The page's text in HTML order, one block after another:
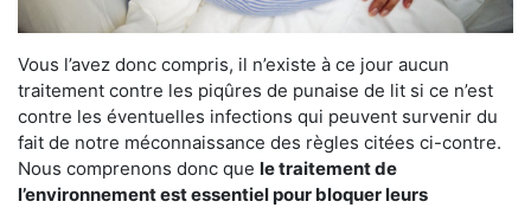
Vous l’avez donc compris, il n’existe à ce jour aucun
traitement contre les piqûres de punaise de lit si ce n’est
contre les éventuelles infections qui peuvent survenir du
fait de notre méconnaissance des règles citées ci-contre.
Nous comprenons donc que le traitement de
l’environnement est essentiel pour bloquer leurs